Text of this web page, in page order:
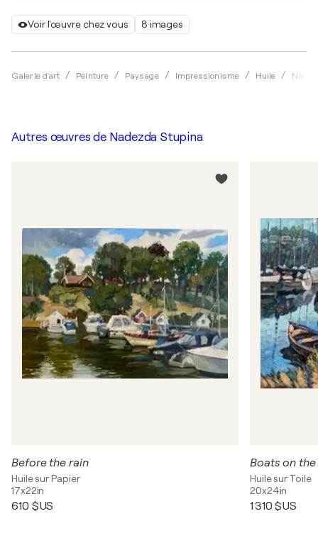
Voir l'œuvre chez vous 8 images
Galerie d'art Peinture Paysage Impressionisme Huile
Autres œuvres de Nadezda Stupina
Before the rain
Huile sur Papier
17x22in
610 $US
Boats on
Huile sur Toile
20x24in
1 310 $US